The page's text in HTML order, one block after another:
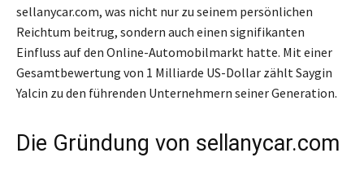
sellanycar.com, was nicht nur zu seinem persönlichen
Reichtum beitrug, sondern auch einen signifikanten
Einfluss auf den Online-Automobilmarkt hatte. Mit einer
Gesamtbewertung von 1 Milliarde US-Dollar zählt Saygin
Yalcin zu den führenden Unternehmern seiner Generation.
Die Gründung von sellanycar.com